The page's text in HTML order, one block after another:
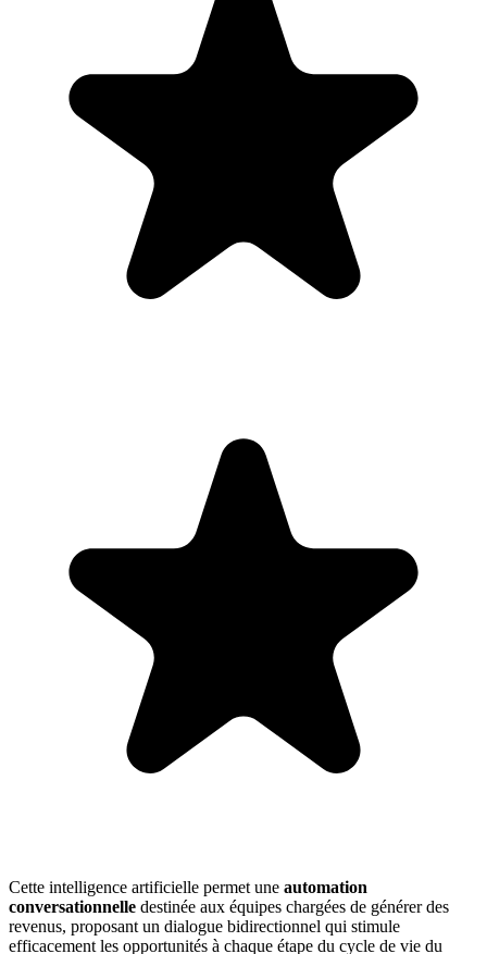
Cette intelligence artificielle permet une automation
conversationnelle destinée aux équipes chargées de générer des
revenus, proposant un dialogue bidirectionnel qui stimule
efficacement les opportunités à chaque étape du cycle de vie du